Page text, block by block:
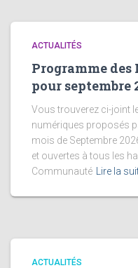
ACTUALITÉS
Programme des
pour septembre
Vous trouverez ci-joint
numériques proposés
mois de Septembre
et ouvertes à tous les
Communauté
Lire la
ACTUALITÉS